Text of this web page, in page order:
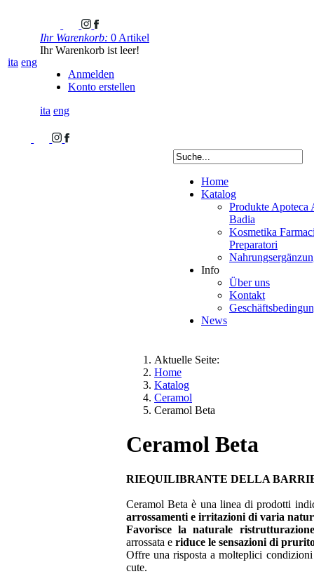
ita eng
Ihr Warenkorb: 0 Artikel
Ihr Warenkorb ist leer!
Anmelden
Konto erstellen
ita eng
Home
Katalog
Produkte Apoteca
Badia
Kosmetika
Preparatori
Info
Über uns
Kontakt
News
Aktuelle Seite:
Home
Katalog
Ceramol
Ceramol Beta
Ceramol Beta
RIEQUILIBRANTE DELLA
Ceramol Beta è una linea di prodotti
arrossamenti e irritazioni di varia
Favorisce la naturale
arrossata e riduce le sensazioni di
Offre una risposta a molteplici
cute.